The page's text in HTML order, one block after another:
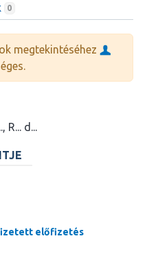
0
megtekintéséhez
R... d...
előfizetés